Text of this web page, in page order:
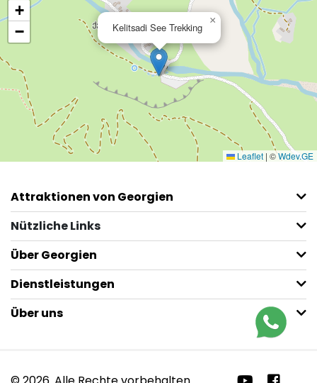
Kelitsadi See Trekking
×
+
−
Leaflet | ©Wdev.GE
Attraktionen von Georgien
Nützliche Links
Über Georgien
Dienstleistungen
Über uns